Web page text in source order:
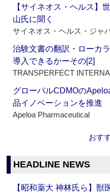
【サイネオス・ヘルス
山氏に聞く
サイネオス・ヘルス・ジャ
治験文書の翻訳・ローカ
導入できるかーその[2]
TRANSPERFECT
グローバルCDMOの
品イノベーションを推進
Apeloa Pharmaceutical
おす
HEADLINE NEWS
【昭和薬大 神林氏ら】獣